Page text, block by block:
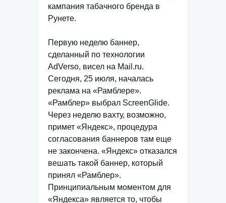
кампания табачного бренда в
Рунете.
Первую неделю баннер,
сделанный по технологии
AdVerso, висел на Mail.ru.
Сегодня, 25 июля, началась
реклама на «Рамблере».
«Рамблер» выбрал ScreenGlide.
Через неделю вахту, возможно,
примет «Яндекс», процедура
согласования баннеров там еще
не закончена. «Яндекс» отказался
вешать такой баннер, который
принял «Рамблер».
Принципиальным моментом для
«Яндекса» является то, чтобы